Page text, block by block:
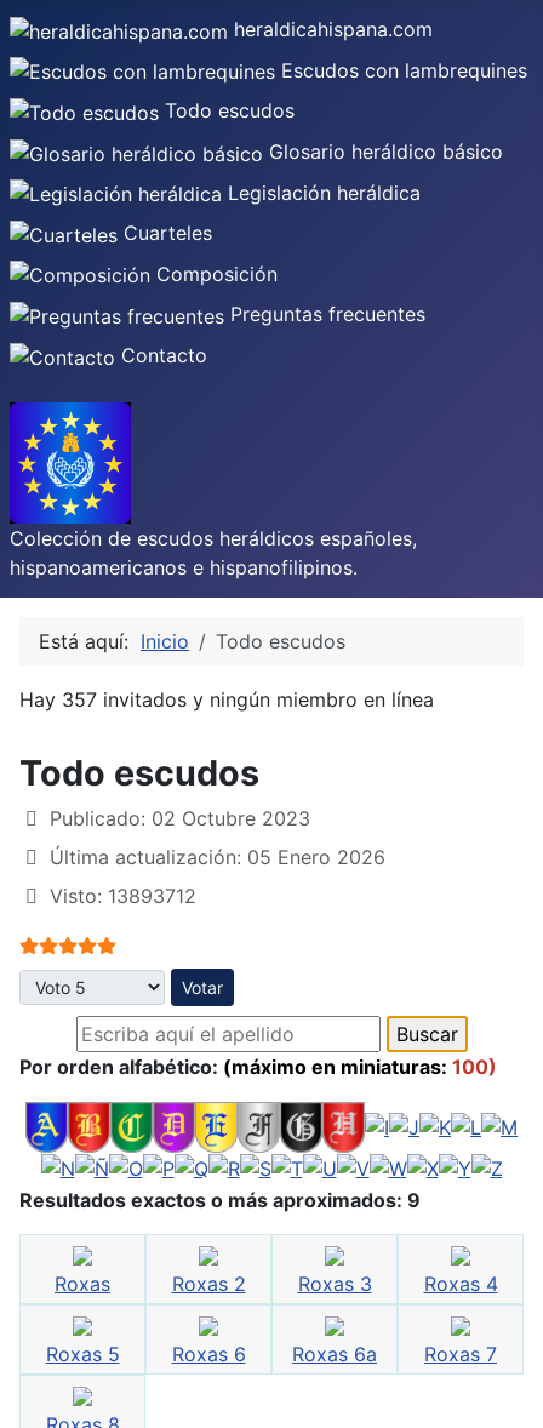
heraldicahispana.com
Escudos con lambrequines
Todo escudos
Glosario heráldico básico
Legislación heráldica
Cuarteles
Composición
Preguntas frecuentes
Contacto
Colección de escudos heráldicos españoles,
hispanoamericanos e hispanofilipinos.
Está aquí: Inicio Todo escudos
Hay 357 invitados y ningún miembro en línea
Todo escudos
Publicado: 02 Octubre 2023
Última actualización: 05 Enero 2026
Visto: 13893712
Ratio:5/5
Por favor, vote
Por orden alfabético: (máximo en miniaturas: 100)
Resultados exactos o más aproximados: 9
Roxas Roxas 2 Roxas 3 Roxas 4
Roxas 5 Roxas 6 Roxas 6a Roxas 7